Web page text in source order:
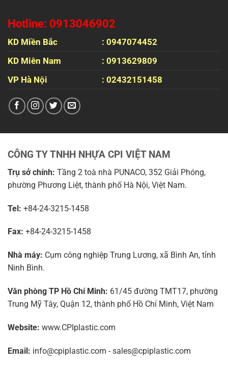
Hotline: 0913046902
KD Miền Bắc
: 0947074452
KD Miên Nam
: 0913629809
VP Hà Nội
: 02432151458
CÔNG TY TNHH NHỰA CPI VIỆT NAM
Trụ sở chính: Tầng 2 toà nhà PUNACO, 352 Giải Phóng,
phường Phương Liệt, thành phố Hà Nội, Việt Nam.
Tel: +84-24-3215-1458
Fax: +84-24-3215-1458
Nhà máy: Cụm công nghiệp Trung Lương, xã Bình An, tỉnh
Ninh Bình.
Văn phòng TP Hồ Chí Minh: 61/45 đường TMT17, phường
Trung Mỹ Tây, Quận 12, thành phố Hồ Chí Minh, Việt Nam
Website: www.CPIplastic.com
Email: info@cpiplastic.com - sales@cpiplastic.com